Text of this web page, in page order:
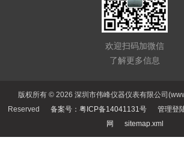
欢迎扫码加微信
了解更多信息
版权所有 © 2026 深圳市伟峰仪器仪表有限公司
Reserved 备案号：粤ICP备14041131号 管理登
网
sitemap.xml